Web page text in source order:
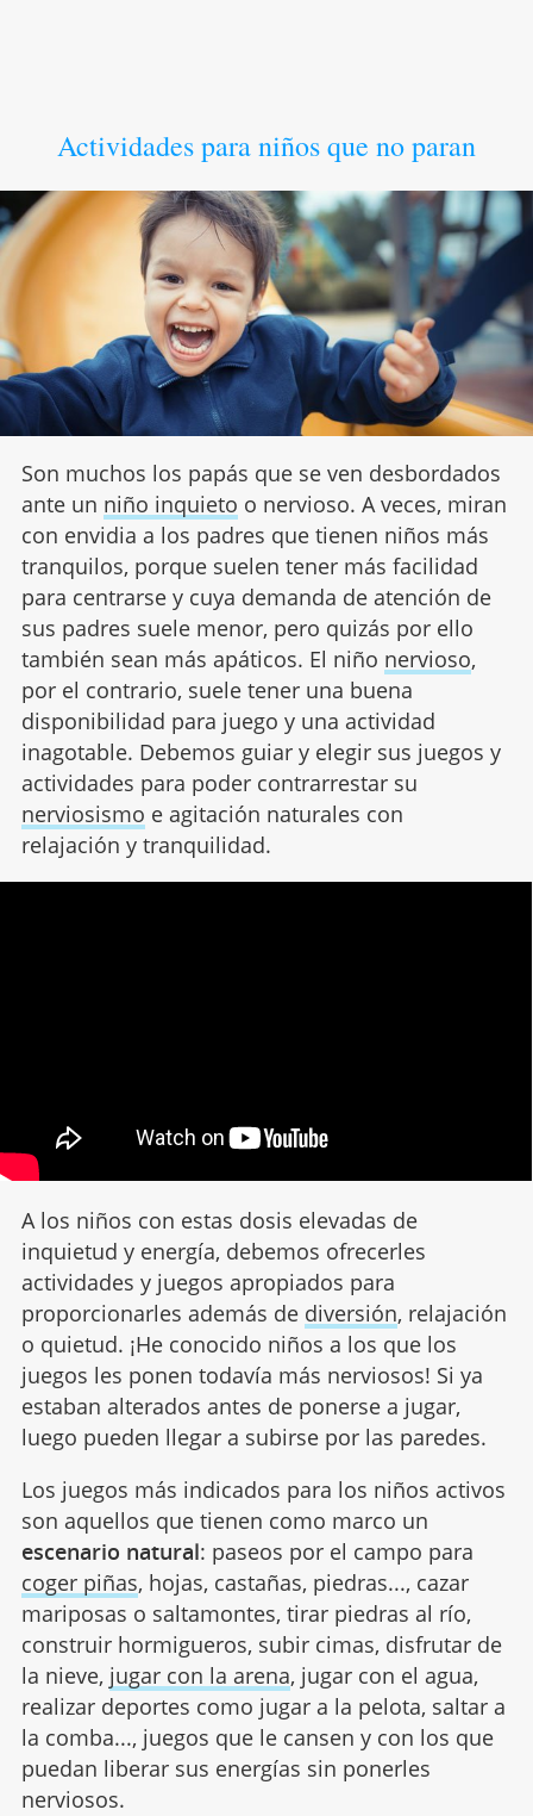
Actividades para niños que no paran
Son muchos los papás que se ven desbordados
ante un niño inquieto o nervioso. A veces, miran
con envidia a los padres que tienen niños más
tranquilos, porque suelen tener más facilidad
para centrarse y cuya demanda de atención de
sus padres suele menor, pero quizás por ello
también sean más apáticos. El niño nervioso,
por el contrario, suele tener una buena
disponibilidad para juego y una actividad
inagotable. Debemos guiar y elegir sus juegos y
actividades para poder contrarrestar su
nerviosismo e agitación naturales con
relajación y tranquilidad.
A los niños con estas dosis elevadas de
inquietud y energía, debemos ofrecerles
actividades y juegos apropiados para
proporcionarles además de diversión, relajación
o quietud. ¡He conocido niños a los que los
juegos les ponen todavía más nerviosos! Si ya
estaban alterados antes de ponerse a jugar,
luego pueden llegar a subirse por las paredes.
Los juegos más indicados para los niños activos
son aquellos que tienen como marco un
escenario natural: paseos por el campo para
coger piñas, hojas, castañas, piedras..., cazar
mariposas o saltamontes, tirar piedras al río,
construir hormigueros, subir cimas, disfrutar de
la nieve, jugar con la arena, jugar con el agua,
realizar deportes como jugar a la pelota, saltar a
la comba..., juegos que le cansen y con los que
puedan liberar sus energías sin ponerles
nerviosos.